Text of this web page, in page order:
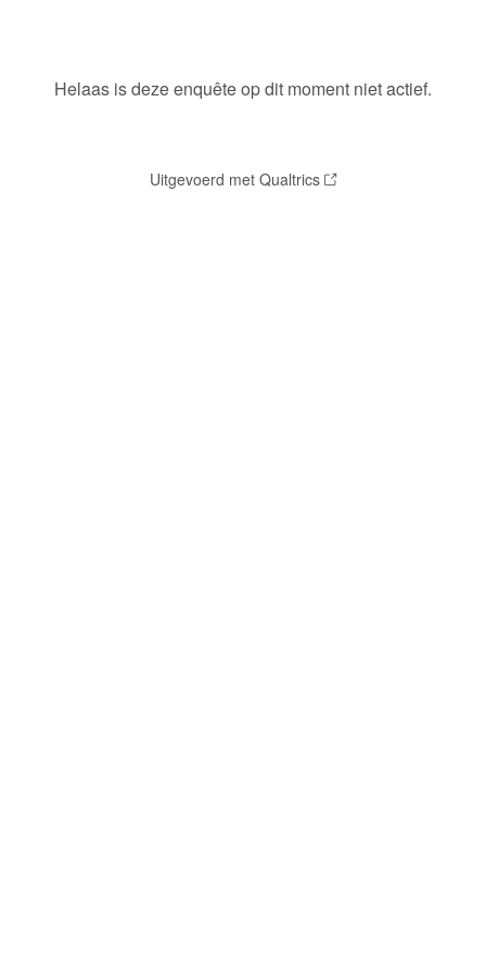
Helaas is deze enquête op dit moment niet actief.
Uitgevoerd met Qualtrics